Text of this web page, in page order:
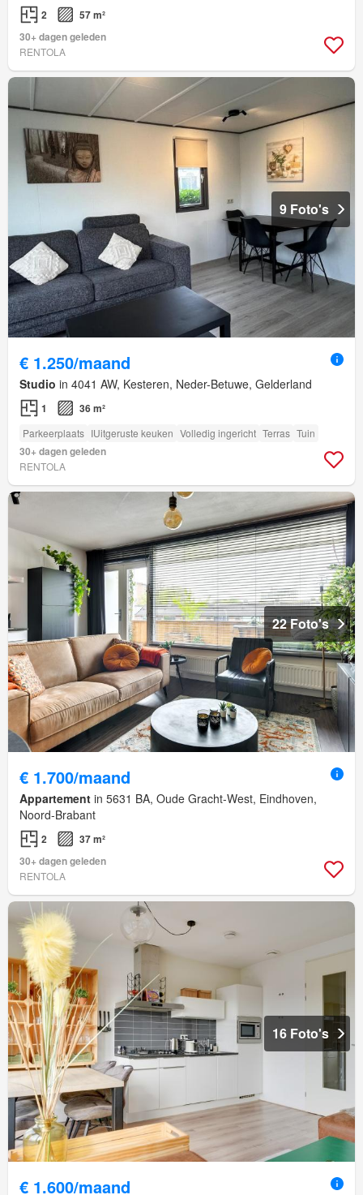
2
57 m²
30+ dagen geleden
RENTOLA
9 Foto's
€ 1.250/maand
Studio in 4041 AW, Kesteren, Neder-Betuwe, Gelderland
1 36 m²
Parkeerplaats IUitgeruste keuken Volledig ingericht Terras Tuin
30+ dagen geleden
RENTOLA
22 Foto's
€ 1.700/maand
Appartement in 5631 BA, Oude Gracht-West, Eindhoven,
Noord-Brabant
2
37 m²
30+ dagen geleden
RENTOLA
16 Foto's
€ 1.600/maand